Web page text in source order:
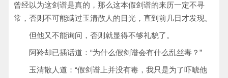
曾经以为这剑谱是真的，那么这本假剑谱的来历一定不寻
常，否则不可能瞒过玉清散人的目光，直到前几日才发现。
但他又不能询问，否则就显得不够礼貌了。
阿羚却已插话道：“为什么假剑谱会有什么乱丝毒？”
玉清散人道：“假剑谱上并没有毒，我只是为了吓唬他